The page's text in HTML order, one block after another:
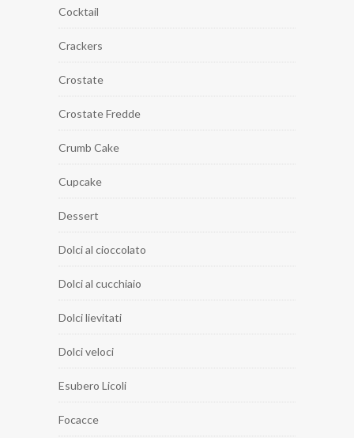
Cocktail
Crackers
Crostate
Crostate Fredde
Crumb Cake
Cupcake
Dessert
Dolci al cioccolato
Dolci al cucchiaio
Dolci lievitati
Dolci veloci
Esubero Licoli
Focacce